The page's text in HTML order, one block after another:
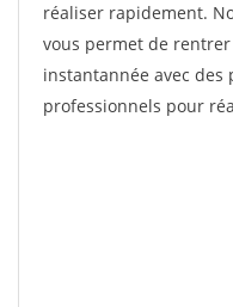
réaliser rapidement.
vous permet de
instantannée avec
professionnels pour